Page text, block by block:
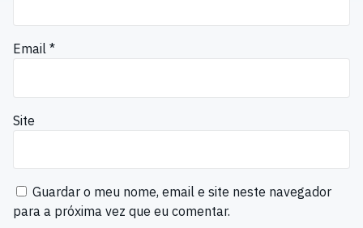
Email *
Site
Guardar o meu nome, email e site neste navegador
para a próxima vez que eu comentar.